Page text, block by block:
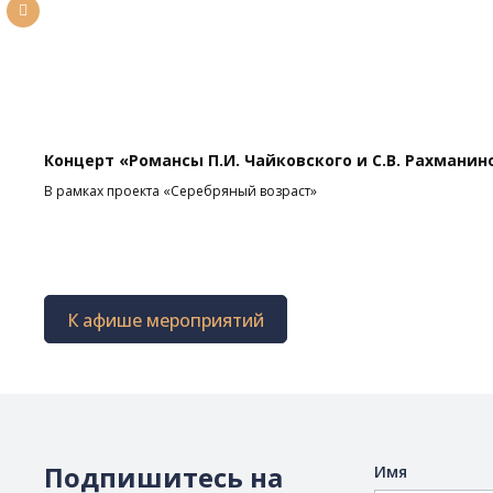
Концерт «Романсы П.И. Чайковского и С.В.
В рамках проекта «Серебряный возраст»
К афише мероприятий
Подпишитесь на Имя